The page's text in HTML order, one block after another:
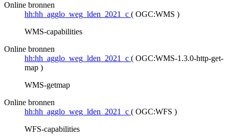
Online bronnen
hh:hh_agglo_weg_lden_2021_c ( OGC:WMS )
WMS-capabilities
Online bronnen
hh:hh_agglo_weg_lden_2021_c ( OGC:WMS-1.3.0-http-get-
map )
WMS-getmap
Online bronnen
hh:hh_agglo_weg_lden_2021_c ( OGC:WFS )
WFS-capabilities